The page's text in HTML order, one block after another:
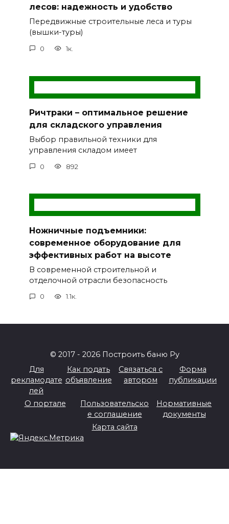
лесов: надежность и удобство
Передвижные строительные леса и туры
(вышки-туры)
0 1к.
Ричтраки – оптимальное решение
для складского управления
Выбор правильной техники для
управления складом имеет
0 892
Ножничные подъемники:
современное оборудование для
эффективных работ на высоте
В современной строительной и
отделочной отрасли безопасность
0 1.1к.
© 2017 - 2026 Построить баню Ру
Для
рекламодате
лей
Как подать
объявление
Связаться с
автором
Форма
публикации
О портале
Пользовательско
е соглашение
Нормативные
документы
Карта сайта